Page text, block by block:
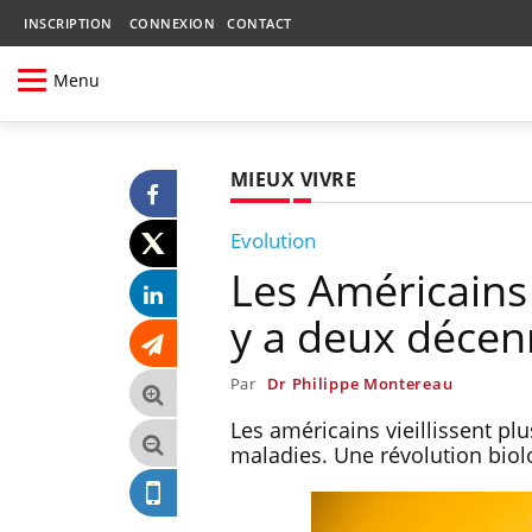
INSCRIPTION CONNEXION CONTACT
Menu
MIEUX VIVRE
Evolution
Les
y a deux
Par Dr Philippe Montereau
Les américains vieillissent
maladies. Une révolution